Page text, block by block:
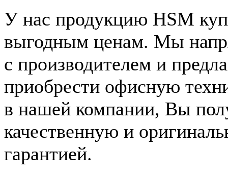
У нас продукцию HSM
выгодным ценам. Мы
с производителем и
приобрести офисную
в нашей компании, Вы
качественную и
гарантией.